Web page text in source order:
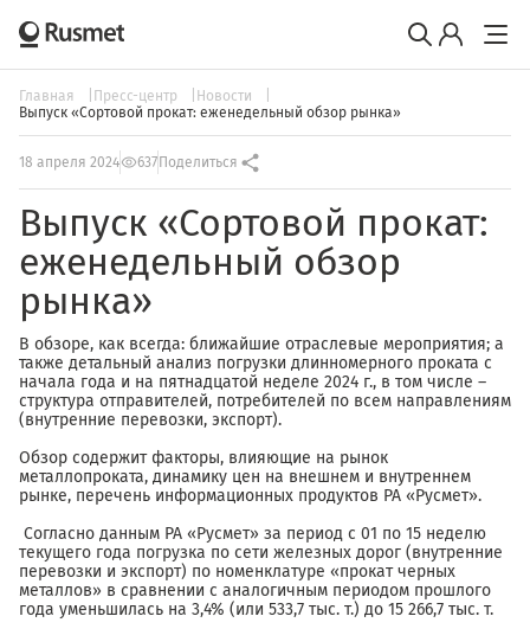
Главная Пресс-центр
Новости
Выпуск «Сортовой прокат: еженедельный обзор рынка»
18 апреля 2024 637 Поделиться
Выпуск «Сортовой прокат:
еженедельный обзор
рынка»
В обзоре, как всегда: ближайшие отраслевые мероприятия; а
также детальный анализ погрузки длинномерного проката с
начала года и на пятнадцатой неделе 2024 г., в том числе –
структура отправителей, потребителей по всем направлениям
(внутренние перевозки, экспорт).
Обзор содержит факторы, влияющие на рынок
металлопроката, динамику цен на внешнем и внутреннем
рынке, перечень информационных продуктов РА «Русмет».
Согласно данным РА «Русмет» за период с 01 по 15 неделю
текущего года погрузка по сети железных дорог (внутренние
перевозки и экспорт) по номенклатуре «прокат черных
металлов» в сравнении с аналогичным периодом прошлого
года уменьшилась на 3,4% (или 533,7 тыс. т.) до 15 266,7 тыс. т.